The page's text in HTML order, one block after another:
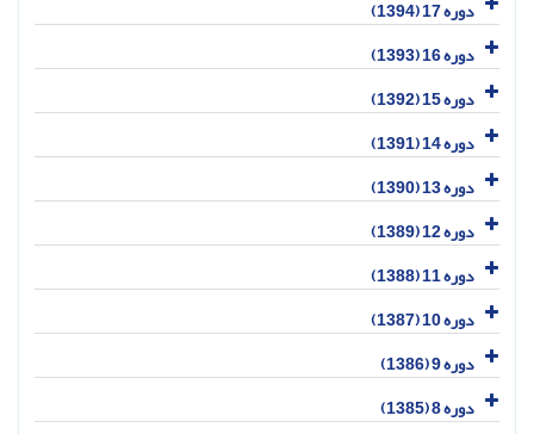
دوره 17 (1394)
دوره 16 (1393)
دوره 15 (1392)
دوره 14 (1391)
دوره 13 (1390)
دوره 12 (1389)
دوره 11 (1388)
دوره 10 (1387)
دوره 9 (1386)
دوره 8 (1385)